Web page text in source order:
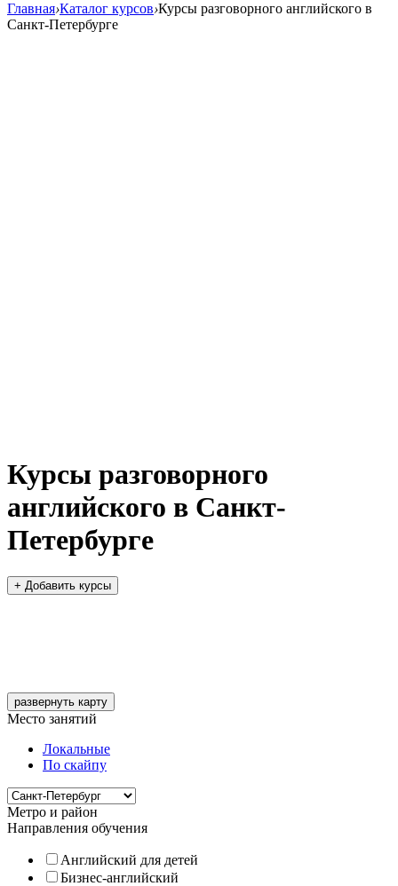
Главная›Каталог курсов›Курсы разговорного английского в
Санкт-Петербурге
Курсы разговорного
английского в Санкт-
Петербурге
+ Добавить курсы
развернуть карту
Место занятий
Локальные
По скайпу
Метро и район
Направления обучения
Английский для детей
Бизнес-английский